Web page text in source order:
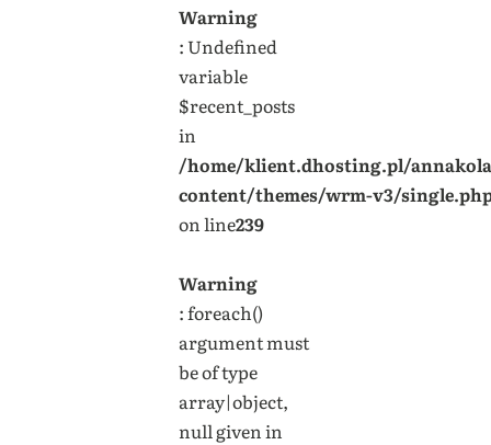
Warning
: Undefined
variable
$recent_posts
in
/home/klient.dhosting.pl/
content/themes/wrm-v3/
on line239
Warning
: foreach()
argument must
be of type
array|object,
null given in